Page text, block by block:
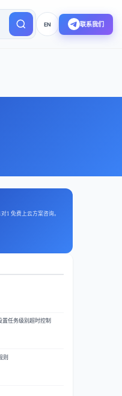
EN 联系我们
1 免费上云方案咨询。
任务级别超时控制
则